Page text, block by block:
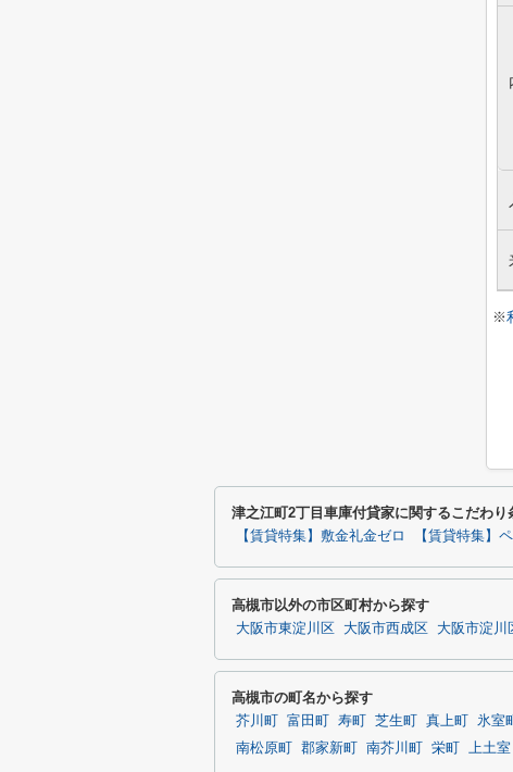
※
津之江町2丁目車庫付貸家に関するこだわり
【賃貸特集】敷金礼金ゼロ 【賃貸特集】
高槻市以外の市区町村から探す
大阪市東淀川区 大阪市西成区 大阪市淀川
高槻市の町名から探す
芥川町 富田町 寿町 芝生町 真上町 氷室町
南松原町
郡家新町 南芥川町 栄町 上土室